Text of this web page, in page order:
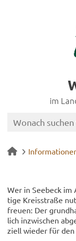
im
Wer in See­beck
ti­ge Kreis­stra­ße
freu­en: Der
lich in­zwi­schen
zi­ell wie­der für